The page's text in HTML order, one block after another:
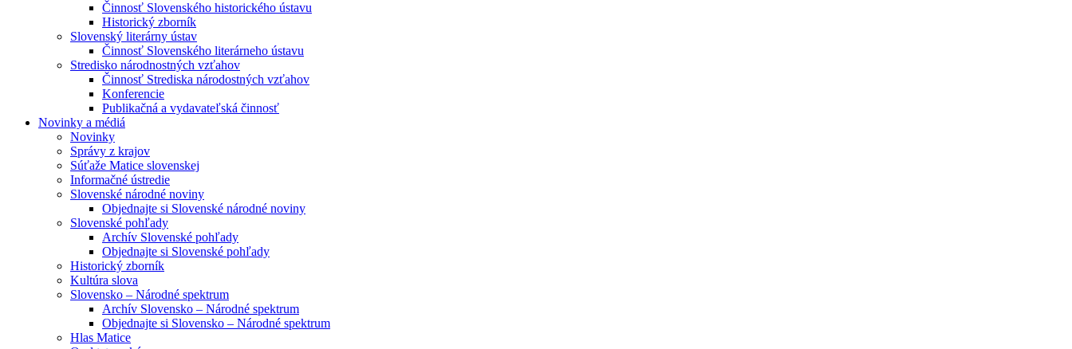
Činnosť Slovenského historického ústavu
Historický zborník
Slovenský literárny ústav
Činnosť Slovenského literárneho ústavu
Stredisko národnostných vzťahov
Činnosť Strediska národostných vzťahov
Konferencie
Publikačná a vydavateľská činnosť
Novinky a médiá
Novinky
Správy z krajov
Súťaže Matice slovenskej
Informačné ústredie
Slovenské národné noviny
Objednajte si Slovenské národné noviny
Slovenské pohľady
Archív Slovenské pohľady
Objednajte si Slovenské pohľady
Historický zborník
Kultúra slova
Slovensko – Národné spektrum
Archív Slovensko – Národné spektrum
Objednajte si Slovensko – Národné spektrum
Hlas Matice